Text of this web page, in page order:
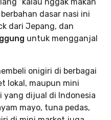
“kalau nggak makan
dasar nasi ini
dari Jepang, dan
untuk mengganjal
onigiri di berbagai
lokal, maupun mini
yang dijual di Indonesia
mayo, tuna pedas,